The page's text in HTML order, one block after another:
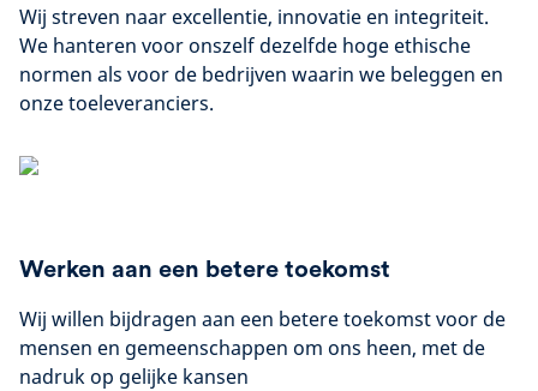
Wij streven naar excellentie, innovatie en integriteit.
We hanteren voor onszelf dezelfde hoge ethische
normen als voor de bedrijven waarin we beleggen en
onze toeleveranciers.
Werken aan een betere toekomst
Wij willen bijdragen aan een betere toekomst voor de
mensen en gemeenschappen om ons heen, met de
nadruk op gelijke kansen